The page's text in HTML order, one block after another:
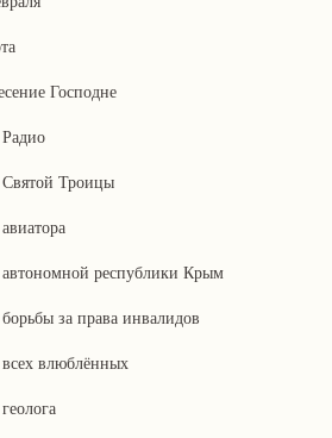
Господне
Троицы
республики Крым
за права инвалидов
влюблённых